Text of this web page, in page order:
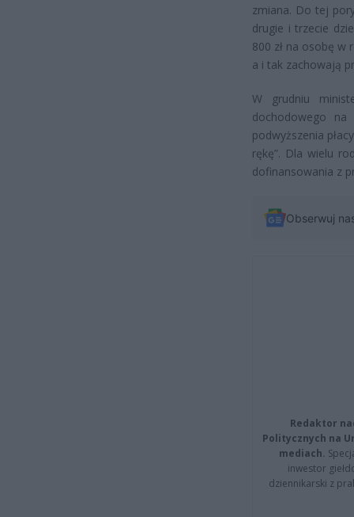
zmiana. Do tej
drugie i trzecie
800 zł na osobę w
a i tak zachowają
W grudniu
dochodowego
podwyższenia
rękę”. Dla wielu
dofinansowania z
Obserwuj
Redaktor
Politycznych na
mediach.
inwestor
dziennikarski z